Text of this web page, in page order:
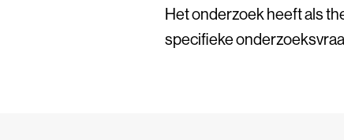
Het onderzoek heeft als
specifieke